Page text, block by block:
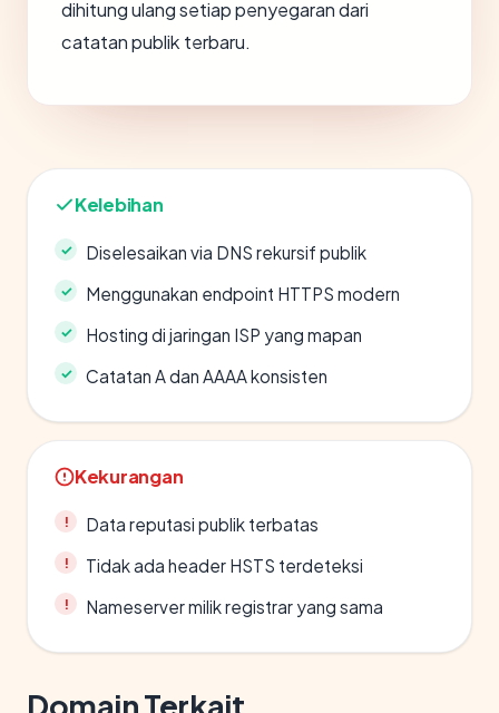
dihitung ulang setiap penyegaran dari
catatan publik terbaru.
Kelebihan
Diselesaikan via DNS rekursif publik
Menggunakan endpoint HTTPS modern
Hosting di jaringan ISP yang mapan
Catatan A dan AAAA konsisten
Kekurangan
Data reputasi publik terbatas
Tidak ada header HSTS terdeteksi
Nameserver milik registrar yang sama
Domain Terkait